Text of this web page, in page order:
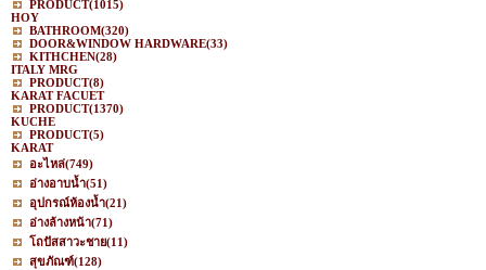
PRODUCT(1015)
HOY
BATHROOM(320)
DOOR&WINDOW HARDWARE(33)
KITHCHEN(28)
ITALY MRG
PRODUCT(8)
KARAT FACUET
PRODUCT(1370)
KUCHE
PRODUCT(5)
KARAT
อะไหล่(749)
อ่างอาบน้ำ(51)
อุปกรณ์ห้องน้ำ(21)
อ่างล้างหน้า(71)
โถปัสสาวะชาย(11)
สุขภัณฑ์(128)